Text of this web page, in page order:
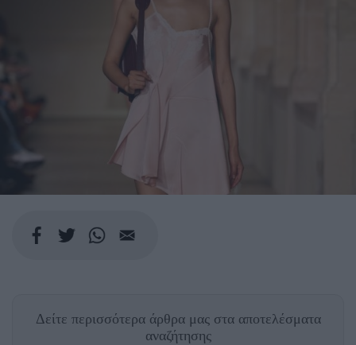
Δείτε περισσότερα άρθρα μας στα αποτελέσματα
αναζήτησης